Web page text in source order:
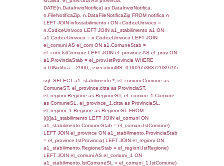
DI CUI ALL'ALLEGATO 1 DEL DECRETO
DELLA DIRETTIVA 2012/18/UE
SEZIONE L (pubblico) - INFORMAZIONI
INCIDENTALI CON IMPATTO
STABILIMENTO
Indietro
Debug